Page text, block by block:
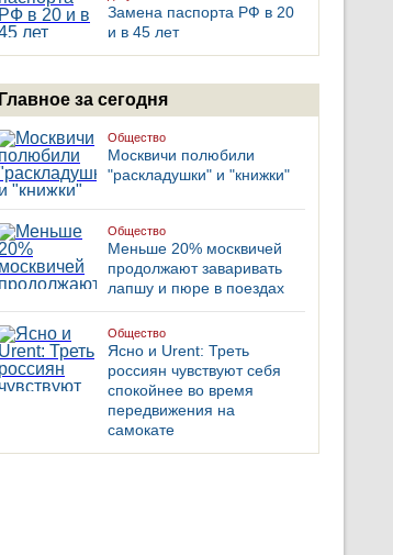
Замена паспорта РФ в 20
и в 45 лет
Главное за сегодня
Общество
Москвичи полюбили
"раскладушки" и "книжки"
Общество
Меньше 20% москвичей
продолжают заваривать
лапшу и пюре в поездах
Общество
Ясно и Urent: Треть
россиян чувствуют себя
спокойнее во время
передвижения на
самокате